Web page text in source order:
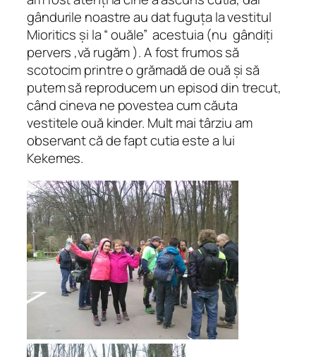
gândurile noastre au dat fuguța la vestitul
Mioritics și la “ ouăle” acestuia (nu gândiți
pervers ,vă rugăm ). A fost frumos să
scotocim printre o grămadă de ouă și să
putem să reproducem un episod din trecut,
când cineva ne povestea cum căuta
vestitele ouă kinder. Mult mai târziu am
observant că de fapt cutia este a lui
Kekemes.